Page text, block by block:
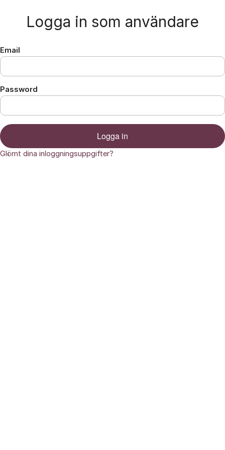
Logga in som användare
Email
Password
Logga in
Glömt dina inloggningsuppgifter?